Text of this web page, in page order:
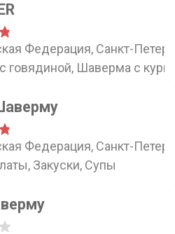
Федерация, Санкт-
говядиной, Шаверма с
Федерация, Санкт-
Закуски, Супы